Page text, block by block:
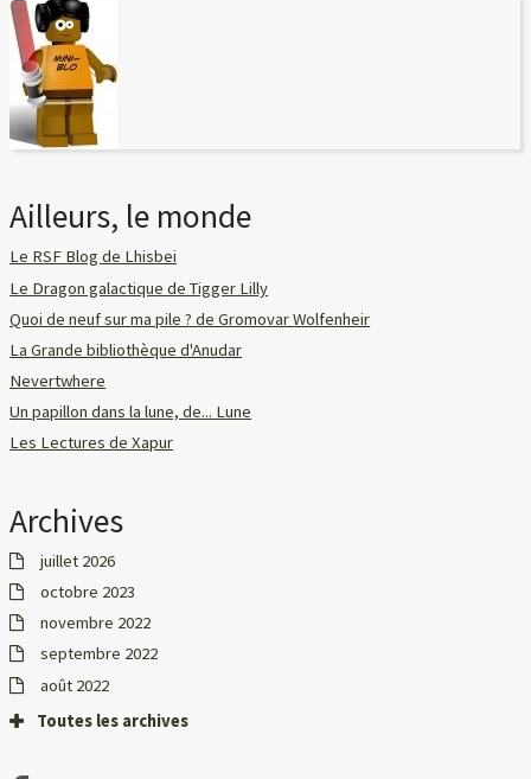
Ailleurs, le monde
Le RSF Blog de Lhisbei
Le Dragon galactique de Tigger Lilly
Quoi de neuf sur ma pile ? de Gromovar Wolfenheir
La Grande bibliothèque d'Anudar
Nevertwhere
Un papillon dans la lune, de... Lune
Les Lectures de Xapur
Archives
juillet 2026
octobre 2023
novembre 2022
septembre 2022
août 2022
Toutes les archives